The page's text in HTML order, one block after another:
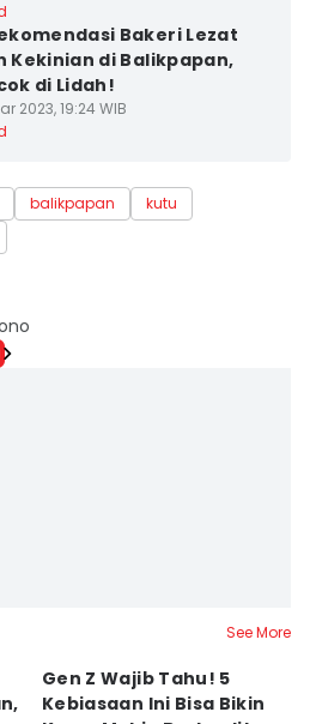
Bakeri Lezat
Kekinian di Balikpapan,
di Lidah!
2023, 19:24 WIB
balikpapan
kutu
See More
Gen Z Wajib Tahu! 5
Kebiasaan Ini Bisa Bikin